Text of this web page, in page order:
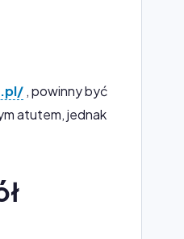
, powinny być
atutem, jednak